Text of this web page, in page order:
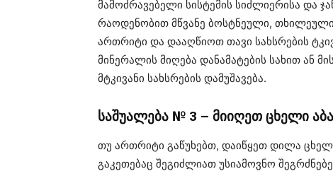
მამოძრავებელი სისტემის სიძლიერისა და
რაოდენობით მწვანე ბოსტნეული,
ართრიტი და დააღწიოთ თავი სახსრების
მინერალის მიღება დანამატების სახით ან
მტკივანი სახსრების დამუშავება.
საშუალება № 3 – მიიღეთ ცხელი
თუ ართრიტი გაწუხებთ, დაიწყეთ დილა
გაკეთებაც შეგიძლიათ უსიამოვნო